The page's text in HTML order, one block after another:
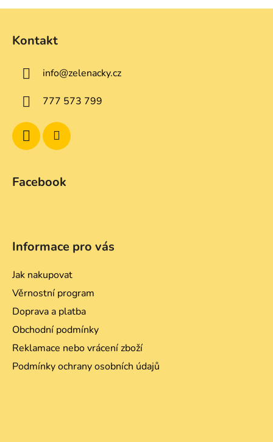
Kontakt
info@zelenacky.cz
777 573 799
Facebook
Informace pro vás
Jak nakupovat
Věrnostní program
Doprava a platba
Obchodní podmínky
Reklamace nebo vrácení zboží
Podmínky ochrany osobních údajů